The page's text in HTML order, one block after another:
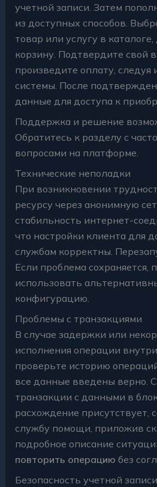
учетной записи. Затем
из доступных способов.
товар или услугу в
корзину. Подтвердите свой
произведите оплату, следуя
системы. После
данные для доступа к
Поддержка и решение
Обратитесь к разделу с
вопросами на платформе.
Технические неполадки
При возникновении
ресурсу через анонимную
стабильность интернет-
что настройки клиента для
службам корректны.
Если проблема сохраняется,
использовать
конфигурацию.
Проблемы с транзакциями
В случае задержки или
исполнения операции
проверьте историю
все данные введены верно.
транзакции с данными в
расхождение присутствует,
службу помощи, приложив
подробное описание
повторить операцию без
Безопасность учетной записи